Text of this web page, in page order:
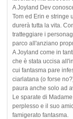
A Joyland Dev
Tom ed Erin e stringe
durerà tutta la vita.
tratteggiare i
parco all'anziano
A Joyland come in
che è stata uccisa
cui fantasma pare
ciarlatana (o forse
paura anche solo ad
Le sparate di
perplesso e il suo
famigerato fantasma.